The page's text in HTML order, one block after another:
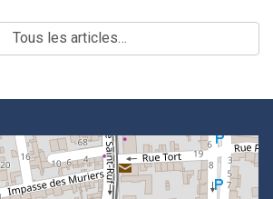
Tous les articles…